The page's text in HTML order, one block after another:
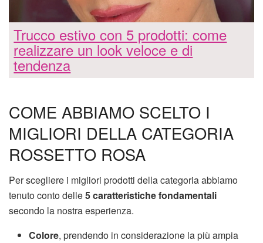
Trucco estivo con 5 prodotti: come
realizzare un look veloce e di
tendenza
COME ABBIAMO SCELTO I
MIGLIORI DELLA CATEGORIA
ROSSETTO ROSA
Per scegliere i migliori prodotti della categoria abbiamo
tenuto conto delle5 caratteristiche fondamentali
secondo la nostra esperienza.
Colore, prendendo in considerazione la più ampia